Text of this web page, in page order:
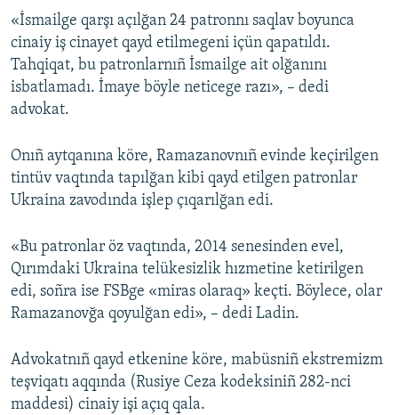
«İsmailge qarşı açılğan 24 patronnı saqlav boyunca
cinaiy iş cinayet qayd etilmegeni içün qapatıldı.
Tahqiqat, bu patronlarnıñ İsmailge ait olğanını
isbatlamadı. İmaye böyle neticege razı», – dedi
advokat.
Onıñ aytqanına köre, Ramazanovnıñ evinde keçirilgen
tintüv vaqtında tapılğan kibi qayd etilgen patronlar
Ukraina zavodında işlep çıqarılğan edi.
«Bu patronlar öz vaqtında, 2014 senesinden evel,
Qırımdaki Ukraina telükesizlik hızmetine ketirilgen
edi, soñra ise FSBge «miras olaraq» keçti. Böylece, olar
Ramazanovğa qoyulğan edi», – dedi Ladin.
Advokatnıñ qayd etkenine köre, mabüsniñ ekstremizm
teşviqatı aqqında (Rusiye Ceza kodeksiniñ 282-nci
maddesi) cinaiy işi açıq qala.